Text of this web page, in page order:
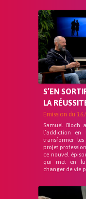
S’EN
LA
Emission du
Samuel Bloch
l’addiction en
transformer
projet
ce nouvel
qui met en
changer de vie